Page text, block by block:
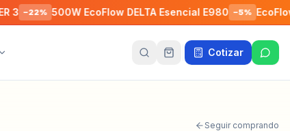
−22 % 500W EcoFlow DELTA Esencial E980 −5% EcoFlow
Cotizar
Seguir comprando